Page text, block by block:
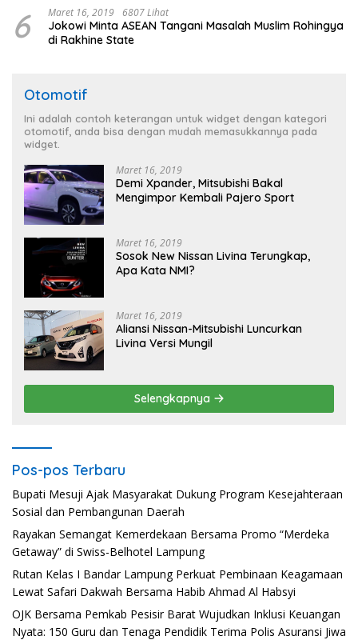
6 Maret 16, 2019 6807 Lihat
Jokowi Minta ASEAN Tangani Masalah Muslim Rohingya
di Rakhine State
Otomotif
Ini adalah contoh keterangan untuk widget dengan kategori
otomotif, anda bisa dengan mudah memasukkannya pada
widget.
Maret 16, 2019
Demi Xpander, Mitsubishi Bakal
Mengimpor Kembali Pajero Sport
Maret 16, 2019
Sosok New Nissan Livina Terungkap,
Apa Kata NMI?
Maret 16, 2019
Aliansi Nissan-Mitsubishi Luncurkan
Livina Versi Mungil
Selengkapnya
Pos-pos Terbaru
Bupati Mesuji Ajak Masyarakat Dukung Program Kesejahteraan
Sosial dan Pembangunan Daerah
Rayakan Semangat Kemerdekaan Bersama Promo “Merdeka
Getaway” di Swiss-Belhotel Lampung
Rutan Kelas I Bandar Lampung Perkuat Pembinaan Keagamaan
Lewat Safari Dakwah Bersama Habib Ahmad Al Habsyi
OJK Bersama Pemkab Pesisir Barat Wujudkan Inklusi Keuangan
Nyata: 150 Guru dan Tenaga Pendidik Terima Polis Asuransi Jiwa